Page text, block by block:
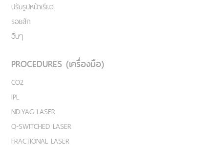
ปรับรูปหน้าเรียว
รอยสัก
อื่นๆ
PROCEDURES (เครื่องมือ)
CO2
IPL
ND:YAG LASER
Q-SWITCHED LASER
FRACTIONAL LASER